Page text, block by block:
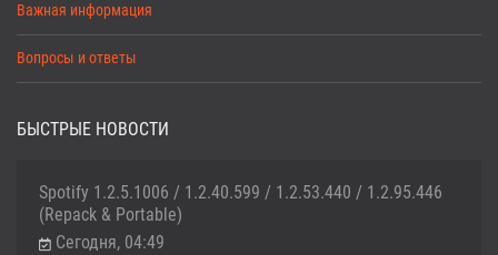
Важная информация
Вопросы и ответы
БЫСТРЫЕ НОВОСТИ
Spotify 1.2.5.1006 / 1.2.40.599 / 1.2.53.440 / 1.2.95.446
(Repack & Portable)
Сегодня, 04:49